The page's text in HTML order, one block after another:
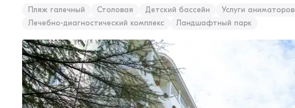
Пляж галечный Столовая Детский бассейн
Услуги аниматоров
Лечебно-диагностический комплекс
Ландшафтный парк